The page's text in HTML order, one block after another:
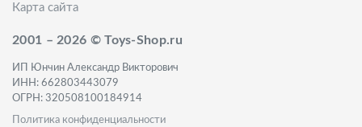
Карта сайта
2001 – 2026 © Toys-Shop.ru
ИП Юнчин Александр Викторович
ИНН: 662803443079
ОГРН: 320508100184914
Политика конфиденциальности